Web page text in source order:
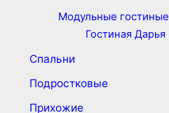
Модульные гостиные
Гостиная Дарья
Спальни
Подростковые
Прихожие